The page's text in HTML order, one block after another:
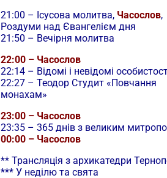
21:00 – Ісусова молитва, Часослов,
Роздуми над Євангелієм дня
21:50 – Вечірня молитва
22:00 – Часослов
22:14 – Відомі і невідомі
22:27 – Теодор Студит «Повчання
монахам»
23:00 – Часослов
23:35 – 365 днів з великим
00:00 – Часослов
** Трансляція з архикатедри
*** У неділю та свята